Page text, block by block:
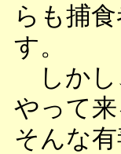
らも捕
す。
しかし
やって
そんな